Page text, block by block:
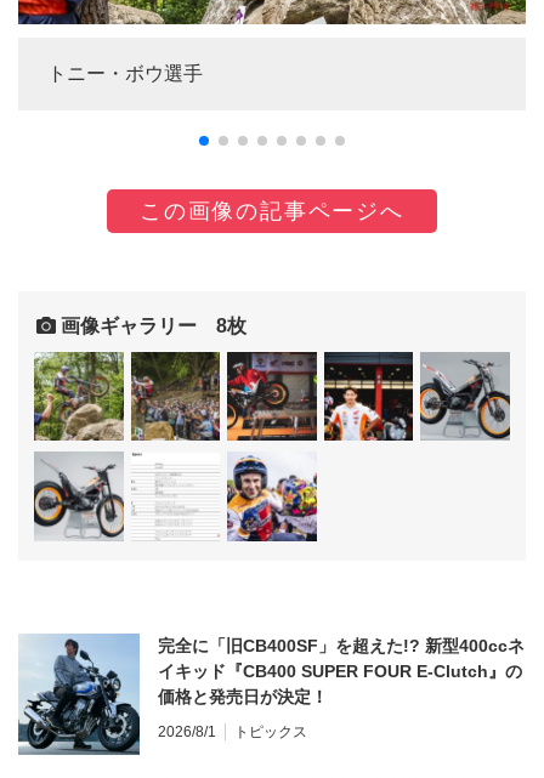
トニー・ボウ選手
この画像の記事ページへ
画像ギャラリー 8枚
完全に「旧CB400SF」を超えた!? 新型400ccネ
イキッド『CB400 SUPER FOUR E-Clutch』の
価格と発売日が決定！
2026/8/1 トピックス